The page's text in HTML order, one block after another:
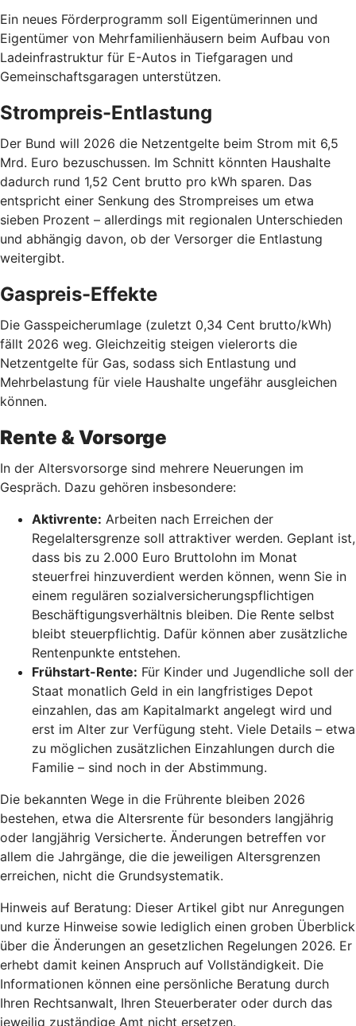
Ein neues Förderprogramm soll Eigentümerinnen und
Eigentümer von Mehrfamilienhäusern beim Aufbau von
Ladeinfrastruktur für E-Autos in Tiefgaragen und
Gemeinschaftsgaragen unterstützen.
Strompreis-Entlastung
Der Bund will 2026 die Netzentgelte beim Strom mit 6,5
Mrd. Euro bezuschussen. Im Schnitt könnten Haushalte
dadurch rund 1,52 Cent brutto pro kWh sparen. Das
entspricht einer Senkung des Strompreises um etwa
sieben Prozent – allerdings mit regionalen Unterschieden
und abhängig davon, ob der Versorger die Entlastung
weitergibt.
Gaspreis-Effekte
Die Gasspeicherumlage (zuletzt 0,34 Cent brutto/kWh)
fällt 2026 weg. Gleichzeitig steigen vielerorts die
Netzentgelte für Gas, sodass sich Entlastung und
Mehrbelastung für viele Haushalte ungefähr ausgleichen
können.
Rente & Vorsorge
In der Altersvorsorge sind mehrere Neuerungen im
Gespräch. Dazu gehören insbesondere:
Aktivrente: Arbeiten nach Erreichen der
Regelaltersgrenze soll attraktiver werden. Geplant ist,
dass bis zu 2.000 Euro Bruttolohn im Monat
steuerfrei hinzuverdient werden können, wenn Sie in
einem regulären sozialversicherungspflichtigen
Beschäftigungsverhältnis bleiben. Die Rente selbst
bleibt steuerpflichtig. Dafür können aber zusätzliche
Rentenpunkte entstehen.
Frühstart-Rente: Für Kinder und Jugendliche soll der
Staat monatlich Geld in ein langfristiges Depot
einzahlen, das am Kapitalmarkt angelegt wird und
erst im Alter zur Verfügung steht. Viele Details – etwa
zu möglichen zusätzlichen Einzahlungen durch die
Familie – sind noch in der Abstimmung.
Die bekannten Wege in die Frührente bleiben 2026
bestehen, etwa die Altersrente für besonders langjährig
oder langjährig Versicherte. Änderungen betreffen vor
allem die Jahrgänge, die die jeweiligen Altersgrenzen
erreichen, nicht die Grundsystematik.
Hinweis auf Beratung: Dieser Artikel gibt nur Anregungen
und kurze Hinweise sowie lediglich einen groben Überblick
über die Änderungen an gesetzlichen Regelungen 2026. Er
erhebt damit keinen Anspruch auf Vollständigkeit. Die
Informationen können eine persönliche Beratung durch
Ihren Rechtsanwalt, Ihren Steuerberater oder durch das
jeweilig zuständige Amt nicht ersetzen.